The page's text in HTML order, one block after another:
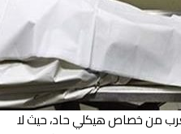
أحداث تيفي
العالم
أعمدة